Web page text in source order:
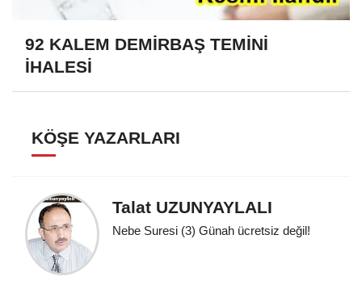
92 KALEM DEMİRBAŞ TEMİNİ
İHALESİ
KÖŞE YAZARLARI
Talat UZUNYAYLALI
Nebe Suresi (3) Günah ücretsiz değil!